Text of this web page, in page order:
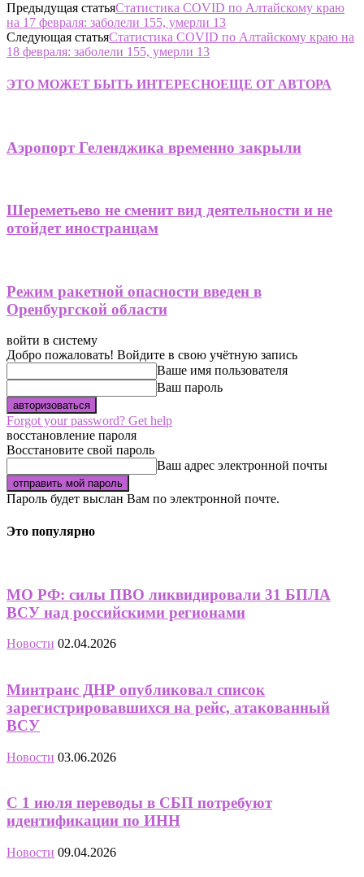
Предыдущая статьяСтатистика COVID по Алтайскому краю
на 17 февраля: заболели 155, умерли 13
Следующая статьяСтатистика COVID по Алтайскому краю на
18 февраля: заболели 155, умерли 13
ЭТО МОЖЕТ БЫТЬ ИНТЕРЕСНОЕЩЕ ОТ АВТОРА
Аэропорт Геленджика временно закрыли
Шереметьево не сменит вид деятельности и не
отойдет иностранцам
Режим ракетной опасности введен в
Оренбургской области
войти в систему
Добро пожаловать! Войдите в свою учётную запись
Ваше имя пользователя
Ваш пароль
Forgot your password? Get help
восстановление пароля
Восстановите свой пароль
Ваш адрес электронной почты
Пароль будет выслан Вам по электронной почте.
Это популярно
МО РФ: силы ПВО ликвидировали 31 БПЛА
ВСУ над российскими регионами
Новости 02.04.2026
Минтранс ДНР опубликовал список
зарегистрировавшихся на рейс, атакованный
ВСУ
Новости 03.06.2026
С 1 июля переводы в СБП потребуют
идентификации по ИНН
Новости 09.04.2026